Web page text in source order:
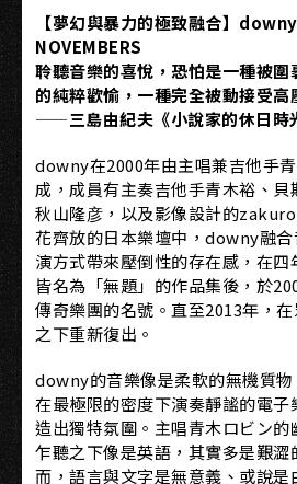
【夢幻與暴力的極致融合】
NOVEMBERS
聆聽音樂的喜悅，恐怕是一種被圍
的純粹歡愉，一種完全被動接受高
——三島由紀夫《小說家的休日時
downy在2000年由主唱兼吉他手
成，成員有主奏吉他手青木裕、
秋山隆彦，以及影像設計的
花齊放的日本樂壇中，downy融
演方式帶來壓倒性的存在感，在
皆名為「無題」的作品集後，於
傳奇樂團的名號。直至2013年，
之下重新復出。
downy的音樂像是柔軟的無機質
在最極限的密度下演奏靜謐的電子
造出獨特氛圍。主唱青木ロビン的
乍聽之下像是英語，其實多是艱澀
而，語言與文字是無意義、或說